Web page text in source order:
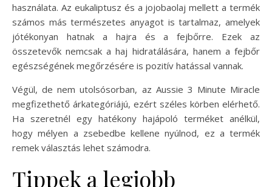
használata. Az eukaliptusz és a jojobaolaj mellett a termék
számos más természetes anyagot is tartalmaz, amelyek
jótékonyan hatnak a hajra és a fejbőrre. Ezek az
összetevők nemcsak a haj hidratálására, hanem a fejbőr
egészségének megőrzésére is pozitív hatással vannak.
Végül, de nem utolsósorban, az Aussie 3 Minute Miracle
megfizethető árkategóriájú, ezért széles körben elérhető.
Ha szeretnél egy hatékony hajápoló terméket anélkül,
hogy mélyen a zsebedbe kellene nyúlnod, ez a termék
remek választás lehet számodra.
Tippek a legjobb